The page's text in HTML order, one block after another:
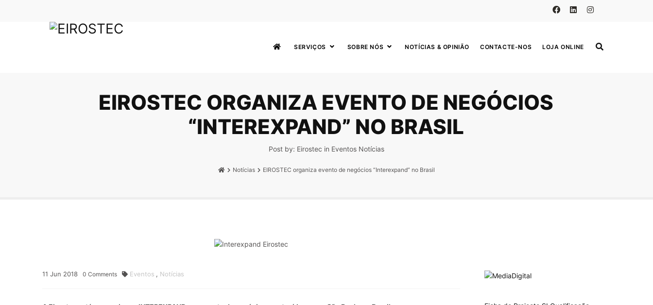
SERVIÇOS SOBRE NÓS NOTÍCIAS & OPINIÃO CONTACTE-NOS LOJA ONLINE
EIROSTEC ORGANIZA EVENTO DE NEGÓCIOS
“INTEREXPAND” NO BRASIL
Post by: Eirostec in Eventos Notícias
Notícias EIROSTEC organiza evento de negócios “Interexpand” no Brasil
11 Jun 2018 0 Comments Eventos , Notícias